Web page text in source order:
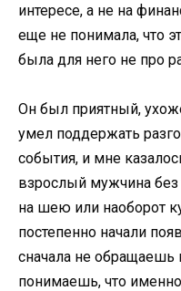
интересе, а не на
еще не понимала, что
была для него не про
Он был приятный,
умел поддержать
события, и мне
взрослый мужчина без
на шею или наоборот
постепенно начали
сначала не обращаешь
понимаешь, что